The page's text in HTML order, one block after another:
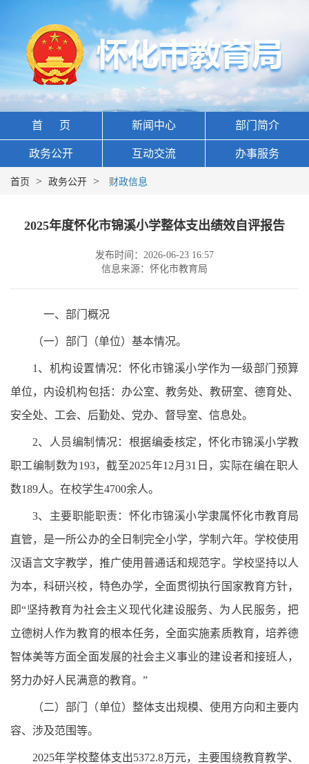
首 页 新闻中心 部门简介
政务公开 互动交流 办事服务
首页 > 政务公开 > 财政信息
2025年度怀化市锦溪小学整体支出绩效自评报告
发布时间：2026-06-23 16:57
信息来源：怀化市教育局
一、部门概况
（一）部门（单位）基本情况。
1、机构设置情况：怀化市锦溪小学作为一级部门预算
单位，内设机构包括：办公室、教务处、教研室、德育处、
安全处、工会、后勤处、党办、督导室、信息处。
2、人员编制情况：根据编委核定，怀化市锦溪小学教
职工编制数为193，截至2025年12月31日，实际在编在职人
数189人。在校学生4700余人。
3、主要职能职责：怀化市锦溪小学隶属怀化市教育局
直管，是一所公办的全日制完全小学，学制六年。学校使用
汉语言文字教学，推广使用普通话和规范字。学校坚持以人
为本，科研兴校，特色办学，全面贯彻执行国家教育方针，
即“坚持教育为社会主义现代化建设服务、为人民服务，把
立德树人作为教育的根本任务，全面实施素质教育，培养德
智体美等方面全面发展的社会主义事业的建设者和接班人，
努力办好人民满意的教育。”
（二）部门（单位）整体支出规模、使用方向和主要内
容、涉及范围等。
2025年学校整体支出5372.8万元，主要围绕教育教学、